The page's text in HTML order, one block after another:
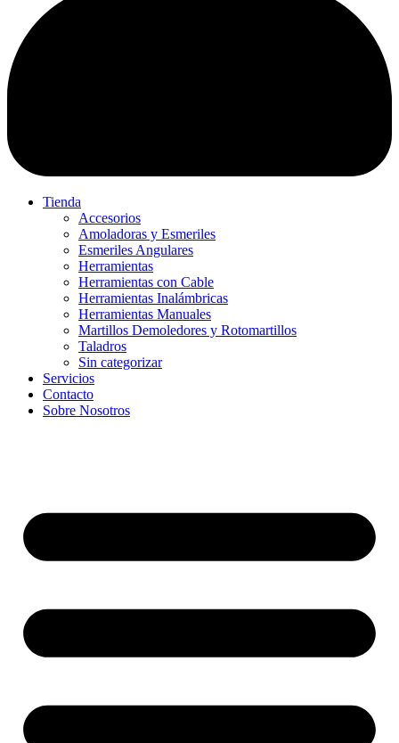
Tienda
Accesorios
Amoladoras y Esmeriles
Esmeriles Angulares
Herramientas
Herramientas con Cable
Herramientas Inalámbricas
Herramientas Manuales
Martillos Demoledores y Rotomartillos
Taladros
Sin categorizar
Servicios
Contacto
Sobre Nosotros